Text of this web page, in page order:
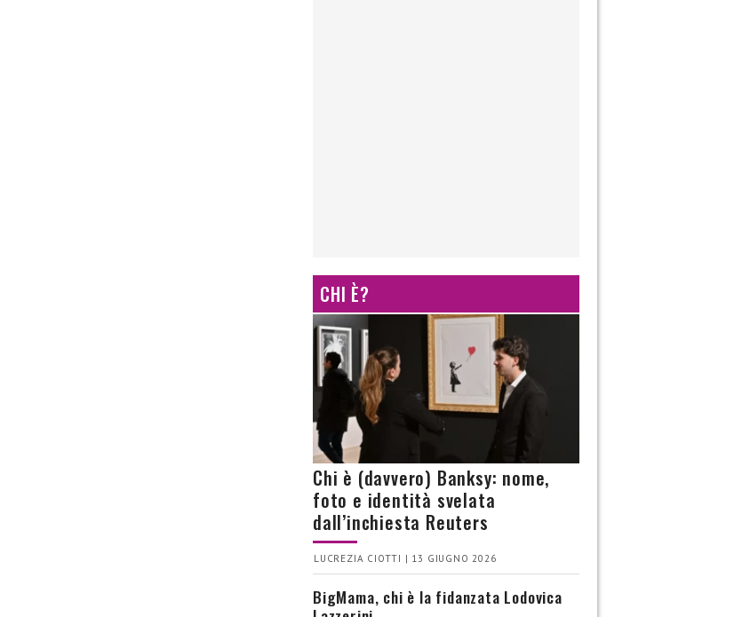
CHI È?
Chi è (davvero) Banksy: nome,
foto e identità svelata
dall’inchiesta Reuters
LUCREZIA CIOTTI | 13 GIUGNO 2026
BigMama, chi è la fidanzata Lodovica